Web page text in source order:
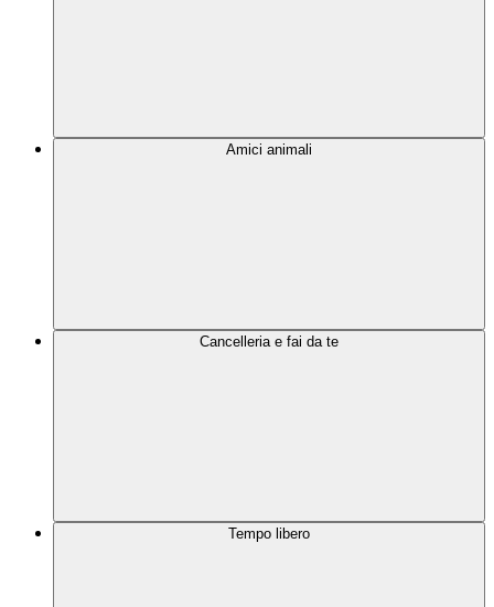
Amici animali
Cancelleria e fai da te
Tempo libero